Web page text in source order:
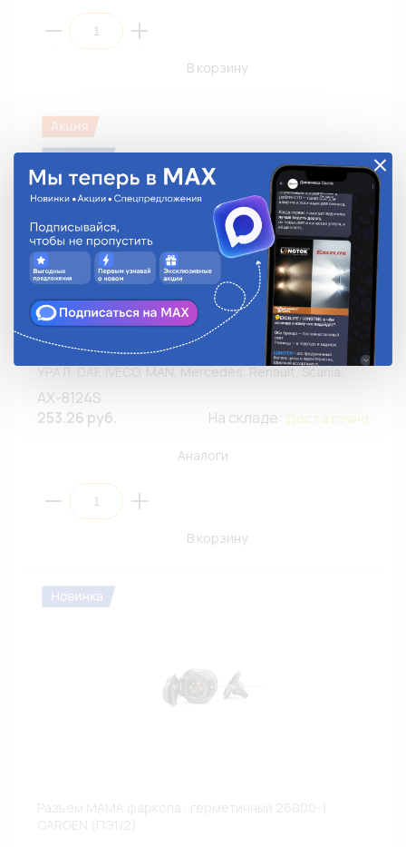
В корзину
Разъем МАМА DTM06-4S под сечение провода 0.5-
0.8 кв.мм AX-8124S CARGEN для ГАЗ, КАМАЗ, МАЗ,
УРАЛ, DAF, IVECO, MAN, Mercedes, Renault, Scania,
Tatra (ПЭ1/10)
AX-8124S
253.26 руб.
На складе: Достаточно
Аналоги
В корзину